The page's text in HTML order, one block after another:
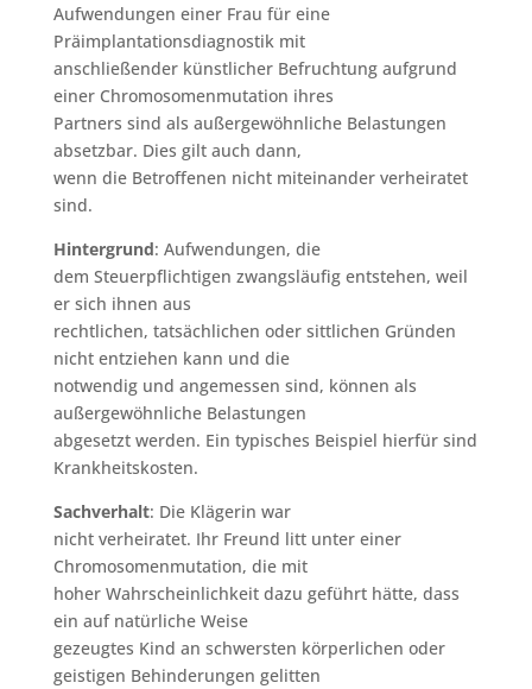
Aufwendungen einer Frau für eine
Präimplantationsdiagnostik mit
anschließender künstlicher Befruchtung aufgrund
einer Chromosomenmutation ihres
Partners sind als außergewöhnliche Belastungen
absetzbar. Dies gilt auch dann,
wenn die Betroffenen nicht miteinander verheiratet
sind.
Hintergrund: Aufwendungen, die
dem Steuerpflichtigen zwangsläufig entstehen, weil
er sich ihnen aus
rechtlichen, tatsächlichen oder sittlichen Gründen
nicht entziehen kann und die
notwendig und angemessen sind, können als
außergewöhnliche Belastungen
abgesetzt werden. Ein typisches Beispiel hierfür sind
Krankheitskosten.
Sachverhalt: Die Klägerin war
nicht verheiratet. Ihr Freund litt unter einer
Chromosomenmutation, die mit
hoher Wahrscheinlichkeit dazu geführt hätte, dass
ein auf natürliche Weise
gezeugtes Kind an schwersten körperlichen oder
geistigen Behinderungen gelitten